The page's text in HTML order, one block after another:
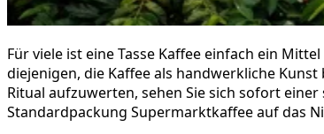
Für viele ist eine Tasse Kaffee einfach ein
diejenigen, die Kaffee als handwerkliche
Ritual aufzuwerten, sehen Sie sich sofort
Standardpackung Supermarktkaffee auf das